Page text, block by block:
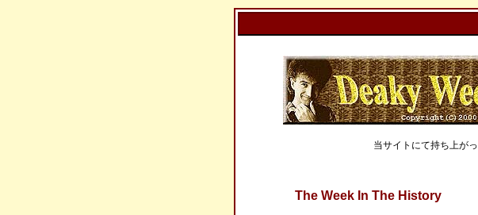
当サイトにて持ち上が
The Week In The History